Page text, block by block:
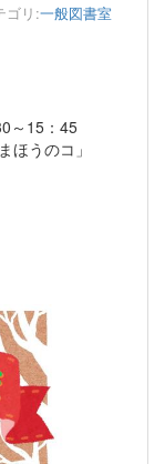
ゴリ:一般図書室
～15：45
うのコ」